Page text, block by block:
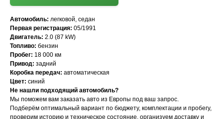
Автомобиль: легковой, седан
Первая регистрация: 05/1991
Двигатель: 2.0 (87 kW)
Топливо: бензин
Пробег: 18 000 км
Привод: задний
Коробка передач: автоматическая
Цвет: синий
Не нашли подходящий автомобиль?
Мы поможем вам заказать авто из Европы под ваш запрос.
Подберём оптимальный вариант по бюджету, комплектации и пробегу,
проверим историю и техническое состояние, организуем доставку и